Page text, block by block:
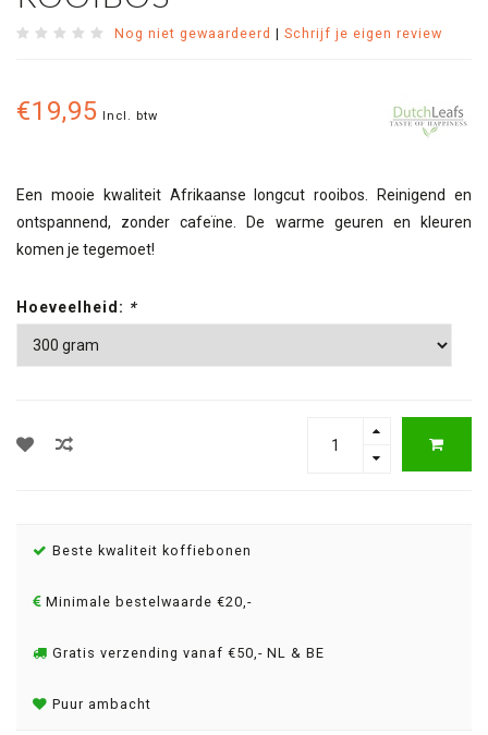
Nog niet gewaardeerd | Schrijf je eigen review
€19,95 Incl. btw
Een mooie kwaliteit Afrikaanse longcut rooibos. Reinigend en
ontspannend, zonder cafeïne. De warme geuren en kleuren
komen je tegemoet!
Hoeveelheid: *
Beste kwaliteit koffiebonen
Minimale bestelwaarde €20,-
Gratis verzending vanaf €50,- NL & BE
Puur ambacht